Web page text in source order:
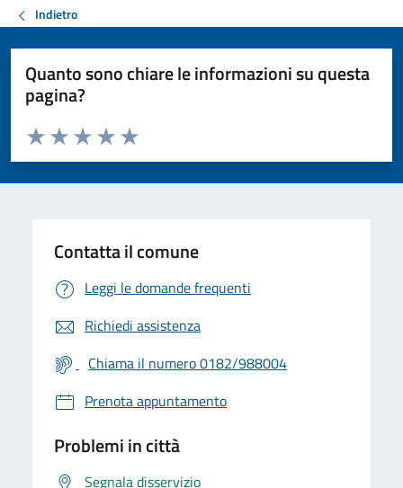
Indietro
Quanto sono chiare le informazioni su questa
pagina?
Valuta da 1 a 5 stelle la pagina
Valuta 5 stelle su 5
Valuta 4 stelle su 5
Valuta 3 stelle su 5
Valuta 2 stelle su 5
Valuta 1 stelle su 5
Contatta il comune
Leggi le domande frequenti
Richiedi assistenza
Chiama il numero 0182/988004
Prenota appuntamento
Problemi in città
Segnala disservizio